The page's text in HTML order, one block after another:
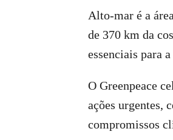
Alto-mar é a
de 370 km da
essenciais para
O Greenpeace
ações urgentes,
compromissos